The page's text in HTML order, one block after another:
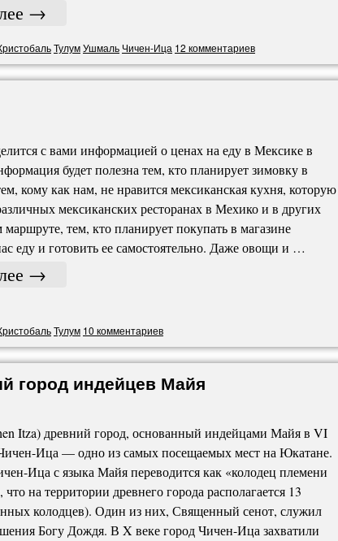
→
ТулумУшмаль Чичен-Ица 12 комментариев
с вами информацией о ценах на еду в Мексике в
будет полезна тем, кто планирует зимовку в
кому как нам, не нравится мексиканская кухня, которую
мексиканских ресторанах в Мехико и в других
тем, кто планирует покупать в магазине
еду и готовить ее самостоятельно. Даже овощи и …
→
Тулум 10 комментариев
город индейцев Майя
Itza) древний город, основанный индейцами Майя в VI
Ица — одно из самых посещаемых мест на Юкатане.
Ица с языка Майя переводится как «колодец племени
на территории древнего города располагается 13
колодцев). Один из них, Священный сенот, служил
Богу Дождя. В X веке город Чичен-Ица захватили